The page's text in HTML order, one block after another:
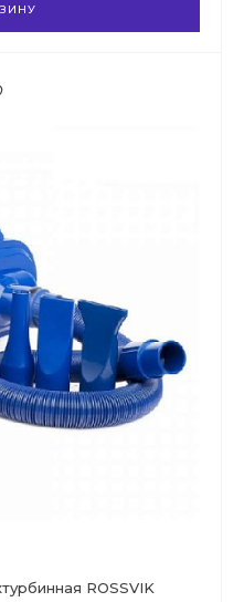
ROSSVIK